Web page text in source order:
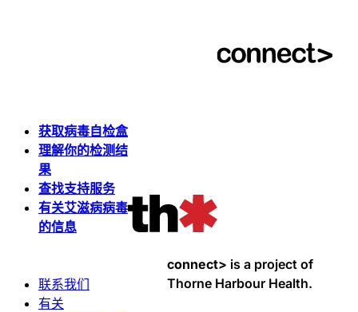
获取病毒自检盒
理解你的检测结
果
查找支持服务
有关艾滋病病毒
的信息
联系我们
有关
connect> is a project of
Thorne Harbour Health.